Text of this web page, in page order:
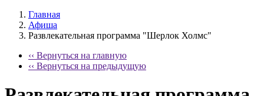
Главная
Афиша
Развлекательная программа "Шерлок Холмс"
‹‹ Вернуться на главную
‹‹ Вернуться на предыдущую